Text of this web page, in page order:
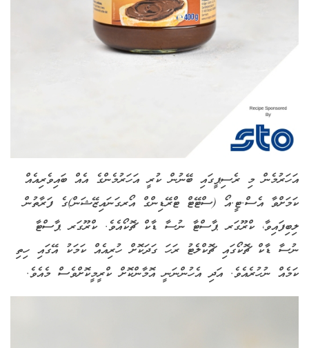
އަހަރުމެން މި ރެސިޕީގައި ބޭނުން ކުރީ އަހަރުމެންގެ އެއް ބައިވެރިއެއް
ކަމަށްވާ އެސް.ޓީ.އޯ (ސްޓޭޓް ޓްރޭޑިންގް އޯރގަނައިޒޭޝަން)ގެ ފަރާތުން
ލިބިފައިވާ، ކްރޫގަރ ޕާސްޓާ ނުސާ ޑާކް ޗޮކޯއެވެ. ކްރޫގަރ ޕާސްޓާ
ނުސާ ޑާކް ޗޮކޯގައި ޗޮކްލެޓު ރަހަ ގަދަކޮށް ހުރިއެއް ކަމަކު އޭގައި ހިތި
ކަމެއް ނުހުރެއެވެ. އަދި އެހުންނަނީ އޮމާންކޮށް ކްރީމީކޮށްވެސް މެއެވެ.